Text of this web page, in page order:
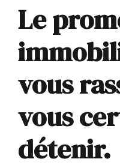
Le
vous
vous
détenir.